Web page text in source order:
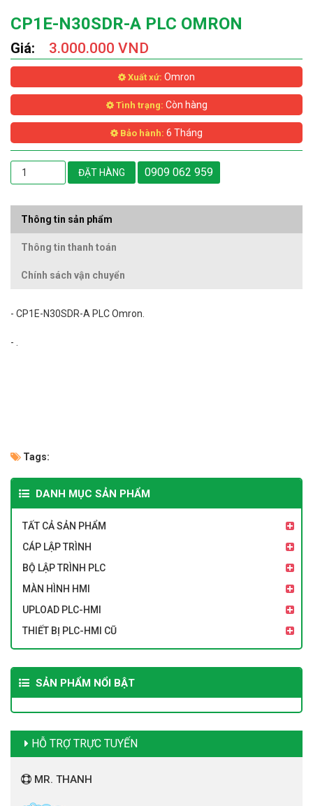
CP1E-N30SDR-A PLC OMRON
Giá: 3.000.000 VND
Xuất xứ: Omron
Tình trạng: Còn hàng
Bảo hành: 6 Tháng
ĐẶT HÀNG 0909 062 959
Thông tin sản phẩm
Thông tin thanh toán
Chính sách vận chuyển
- CP1E-N30SDR-A PLC Omron.
- .
Tags:
DANH MỤC SẢN PHẨM
TẤT CẢ SẢN PHẨM
CÁP LẬP TRÌNH
BỘ LẬP TRÌNH PLC
MÀN HÌNH HMI
UPLOAD PLC-HMI
THIẾT BỊ PLC-HMI CŨ
SẢN PHẨM NỔI BẬT
HỖ TRỢ TRỰC TUYẾN
MR. THANH